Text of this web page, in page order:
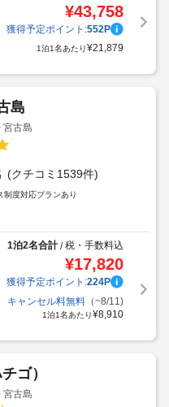
¥43,758
獲得予定ポイント:552P
1泊1名あたり¥21,879
島
宮古島
(クチコミ1539件)
制度対応プランあり
1泊2名合計/税・手数料込
¥17,820
獲得予定ポイント:224P
キャンセル料無料（~8/11)
1泊1名あたり¥8,910
ゴ）
宮古島